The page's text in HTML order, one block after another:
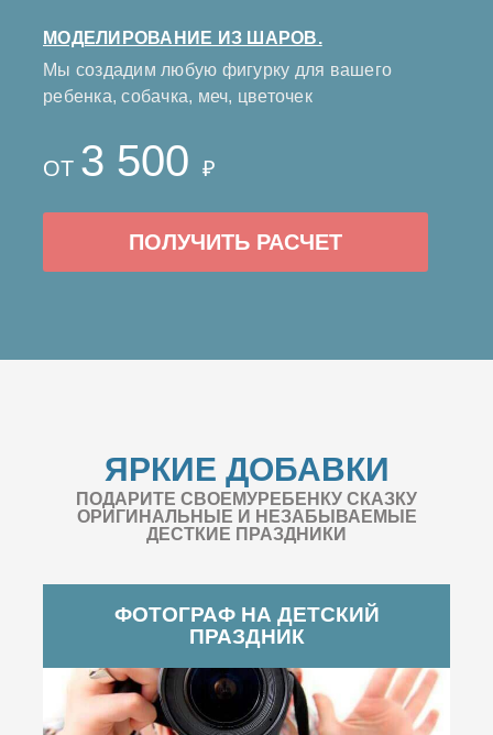
МОДЕЛИРОВАНИЕ ИЗ ШАРОВ.
Мы создадим любую фигурку для вашего
ребенка, собачка, меч, цветочек
ОТ 3 500 ₽
ПОЛУЧИТЬ РАСЧЕТ
ЯРКИЕ ДОБАВКИ
ПОДАРИТЕ СВОЕМУРЕБЕНКУ СКАЗКУ
ОРИГИНАЛЬНЫЕ И НЕЗАБЫВАЕМЫЕ
ДЕСТКИЕ ПРАЗДНИКИ
ФОТОГРАФ НА ДЕТСКИЙ
ПРАЗДНИК